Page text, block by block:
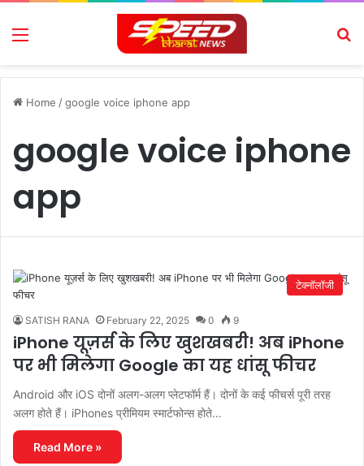
Menu
Home /google voice iphone app
google voice iphone
app
टेक्नॉलॉजी
SATISH RANA February 22, 2025 0 9
iPhone यूज़र्स के लिए खुशखबरी! अब iPhone
पर भी मिलेगा Google का यह धांसू फीचर
Android और iOS दोनों अलग-अलग प्लेटफॉर्म हैं। दोनों के कई फीचर्स पूरी तरह
अलग होते हैं। iPhones प्रीमियम स्मार्टफोन्स होते…
Read More »